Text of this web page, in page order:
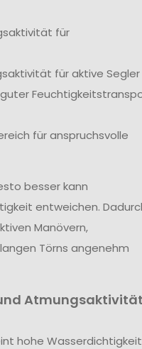
für
für aktive Segler
für anspruchsvolle
besser kann
entweichen.
Manövern,
Törns angenehm
hohe Wasserdichtigkeit